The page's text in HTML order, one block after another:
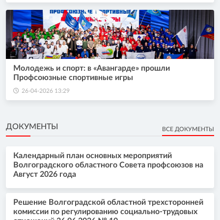
Молодежь и спорт: в «Авангарде» прошли
Профсоюзные спортивные игры
26-04-2026 13:29
ДОКУМЕНТЫ ВСЕ ДОКУМЕНТЫ
Календарный план основных мероприятий
Волгоградского областного Совета профсоюзов на
Август 2026 года
Решение Волгоградской областной трехсторонней
комиссии по регулированию социально-трудовых